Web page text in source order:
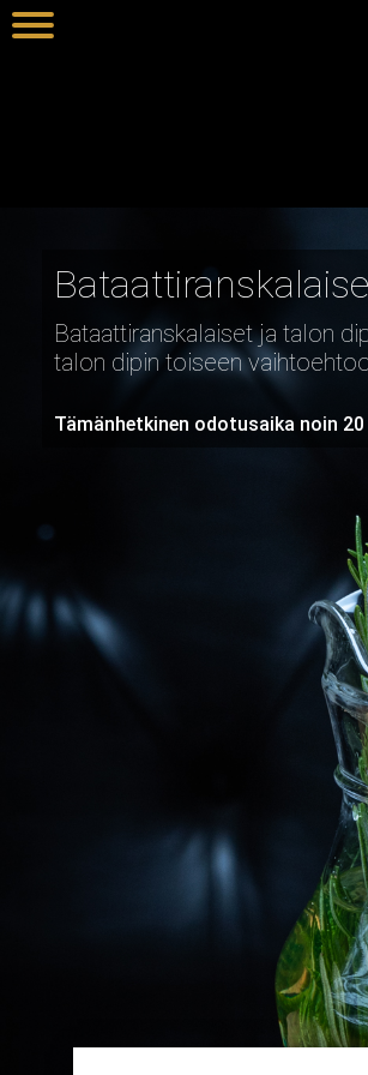
Bataattiranskalaiset ja talon
talon dipin toiseen
Tämänhetkinen odotusaika noin